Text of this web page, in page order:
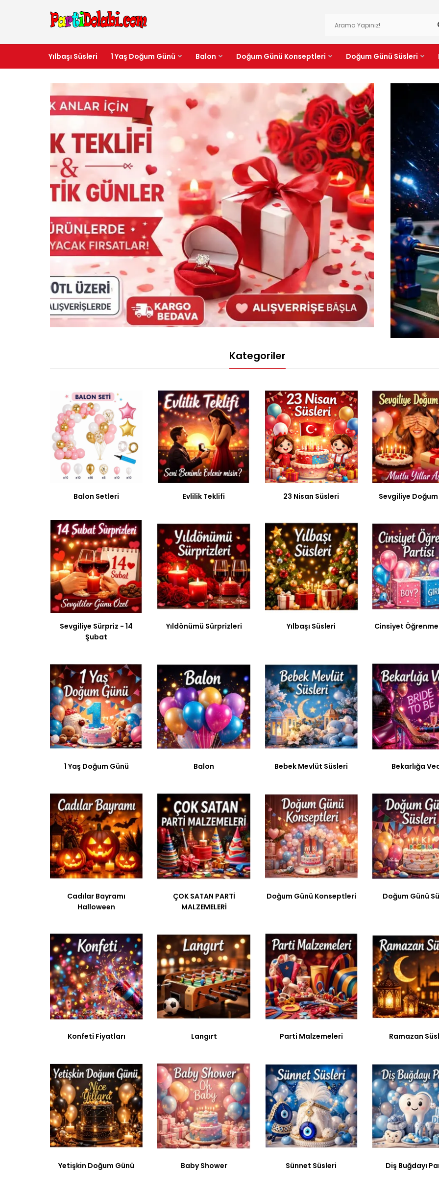
Yılbaşı Süsleri 1 Yaş Doğum Günü Balon Doğum Günü Konseptleri Doğum Günü Süsleri
Kategoriler
Balon Setleri Evlilik Teklifi 23 Nisan Süsleri Sevgiliye
Sevgiliye Sürpriz - 14
Şubat
Yıldönümü Sürprizleri Yılbaşı Süsleri Cinsiyet
1 Yaş Doğum Günü Balon Bebek Mevlüt Süsleri Bekarlığa
Cadılar Bayramı
Halloween
ÇOK SATAN PARTİ
MALZEMELERİ
Doğum Günü Konseptleri Doğum Günü
Konfeti Fiyatları Langırt Parti Malzemeleri Ramazan
Yetişkin Doğum Günü Baby Shower Sünnet Süsleri Diş Buğdayı